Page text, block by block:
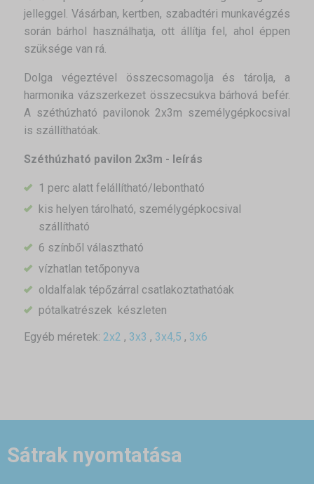
jelleggel. Vásárban, kertben, szabadtéri munkavégzés
során bárhol használhatja, ott állítja fel, ahol éppen
szüksége van rá.
Dolga végeztével összecsomagolja és tárolja, a
harmonika vázszerkezet összecsukva bárhová befér.
A széthúzható pavilonok 2x3m személygépkocsival
is szállíthatóak.
Széthúzható pavilon 2x3m - leírás
1 perc alatt felállítható/lebontható
kis helyen tárolható, személygépkocsival
szállítható
6 színből választható
vízhatlan tetőponyva
oldalfalak tépőzárral csatlakoztathatóak
pótalkatrészek készleten
Egyéb méretek: 2x2 , 3x3 , 3x4,5 , 3x6
Sátrak nyomtatása